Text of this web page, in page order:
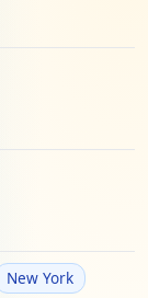
New York